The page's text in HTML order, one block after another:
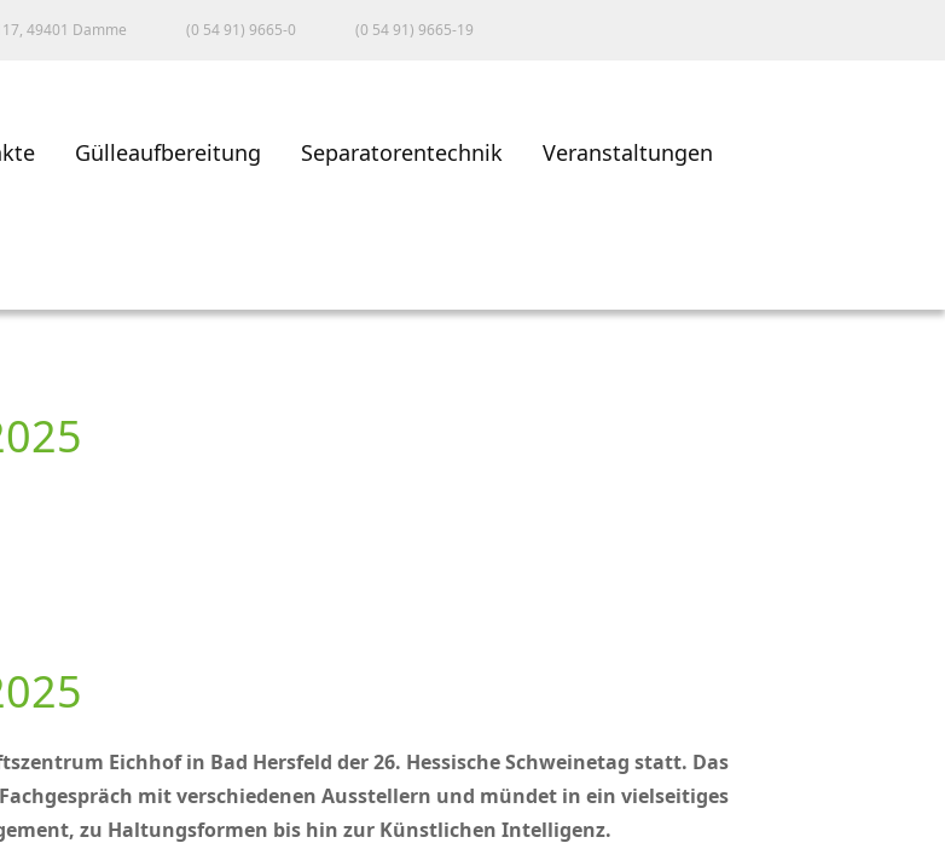
49401 Damme (0 54 91) 9665-0 (0 54 91) 9665-19
Gülleaufbereitung Separatorentechnik Veranstaltungen
Eichhof in Bad Hersfeld der 26. Hessische Schweinetag statt. Das
mit verschiedenen Ausstellern und mündet in ein vielseitiges
zu Haltungsformen bis hin zur Künstlichen Intelligenz.